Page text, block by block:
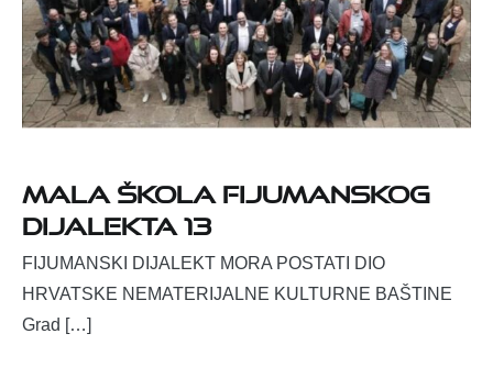
Mala škola fijumanskog
dijalekta 13
FIJUMANSKI DIJALEKT MORA POSTATI DIO
HRVATSKE NEMATERIJALNE KULTURNE BAŠTINE
Grad […]